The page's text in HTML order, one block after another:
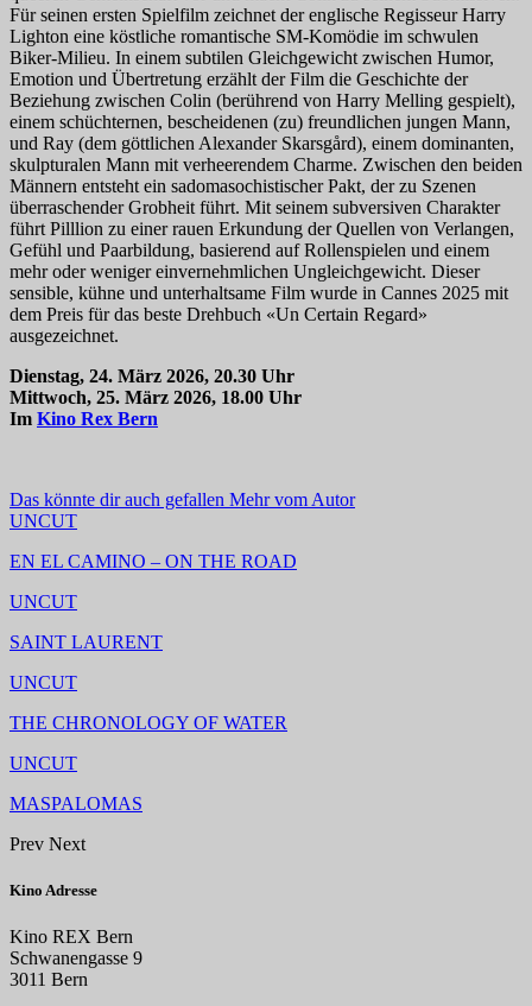
Für seinen ersten Spielfilm zeichnet der englische Regisseur Harry
Lighton eine köstliche romantische SM-Komödie im schwulen
Biker-Milieu. In einem subtilen Gleichgewicht zwischen Humor,
Emotion und Übertretung erzählt der Film die Geschichte der
Beziehung zwischen Colin (berührend von Harry Melling gespielt),
einem schüchternen, bescheidenen (zu) freundlichen jungen Mann,
und Ray (dem göttlichen Alexander Skarsgård), einem dominanten,
skulpturalen Mann mit verheerendem Charme. Zwischen den beiden
Männern entsteht ein sadomasochistischer Pakt, der zu Szenen
überraschender Grobheit führt. Mit seinem subversiven Charakter
führt Pilllion zu einer rauen Erkundung der Quellen von Verlangen,
Gefühl und Paarbildung, basierend auf Rollenspielen und einem
mehr oder weniger einvernehmlichen Ungleichgewicht. Dieser
sensible, kühne und unterhaltsame Film wurde in Cannes 2025 mit
dem Preis für das beste Drehbuch «Un Certain Regard»
ausgezeichnet.
Dienstag, 24. März 2026, 20.30 Uhr
Mittwoch, 25. März 2026, 18.00 Uhr
Im Kino Rex Bern
Das könnte dir auch gefallen Mehr vom Autor
UNCUT
EN EL CAMINO – ON THE ROAD
UNCUT
SAINT LAURENT
UNCUT
THE CHRONOLOGY OF WATER
UNCUT
MASPALOMAS
Prev Next
Kino Adresse
Kino REX Bern
Schwanengasse 9
3011 Bern